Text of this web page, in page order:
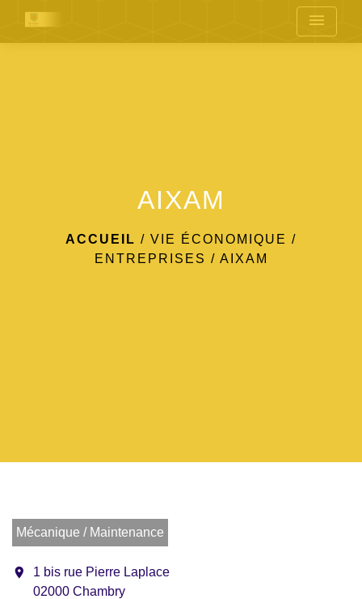
menu
AIXAM
ACCUEIL / VIE ÉCONOMIQUE /
ENTREPRISES / AIXAM
Mécanique / Maintenance
location_on
1 bis rue Pierre Laplace
02000 Chambry